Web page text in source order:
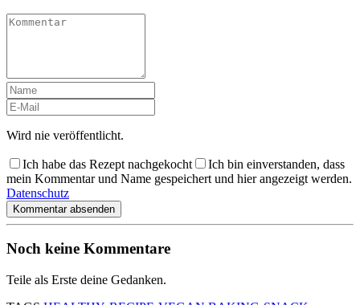
Wird nie veröffentlicht.
Ich habe das Rezept nachgekocht
Ich bin einverstanden, dass
mein Kommentar und Name gespeichert und hier angezeigt werden.
Datenschutz
Kommentar absenden
Noch keine Kommentare
Teile als Erste deine Gedanken.